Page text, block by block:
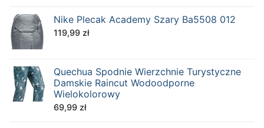
Nike Plecak Academy Szary Ba5508 012
119,99 zł
Quechua Spodnie Wierzchnie Turystyczne
Damskie Raincut Wodoodporne
Wielokolorowy
69,99 zł